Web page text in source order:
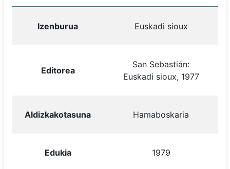
Izenburua Euskadi sioux
Editorea
San Sebastián:
Euskadi sioux, 1977
Aldizkakotasuna Hamaboskaria
Edukia 1979